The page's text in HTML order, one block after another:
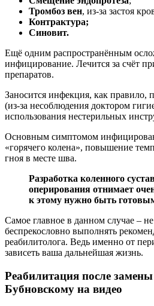
Тромбоз вен, из-за застоя
Контрактура;
Синовит.
Ещё одним распространённым
инфицирование. Лечится за счёт
препаратов.
Заносится инфекция, как правило,
(из-за несоблюдения доктором
использования нестерильных
Основным симптомом
«горячего колена», повышение
гноя в месте шва.
Разработка коленного
оперирования отнимает
к этому нужно быть
Самое главное в данном случае – не
беспрекословно выполнять
реабилитолога. Ведь именно от
зависеть ваша дальнейшая жизнь.
Реабилитация после
Бубновскому на видео